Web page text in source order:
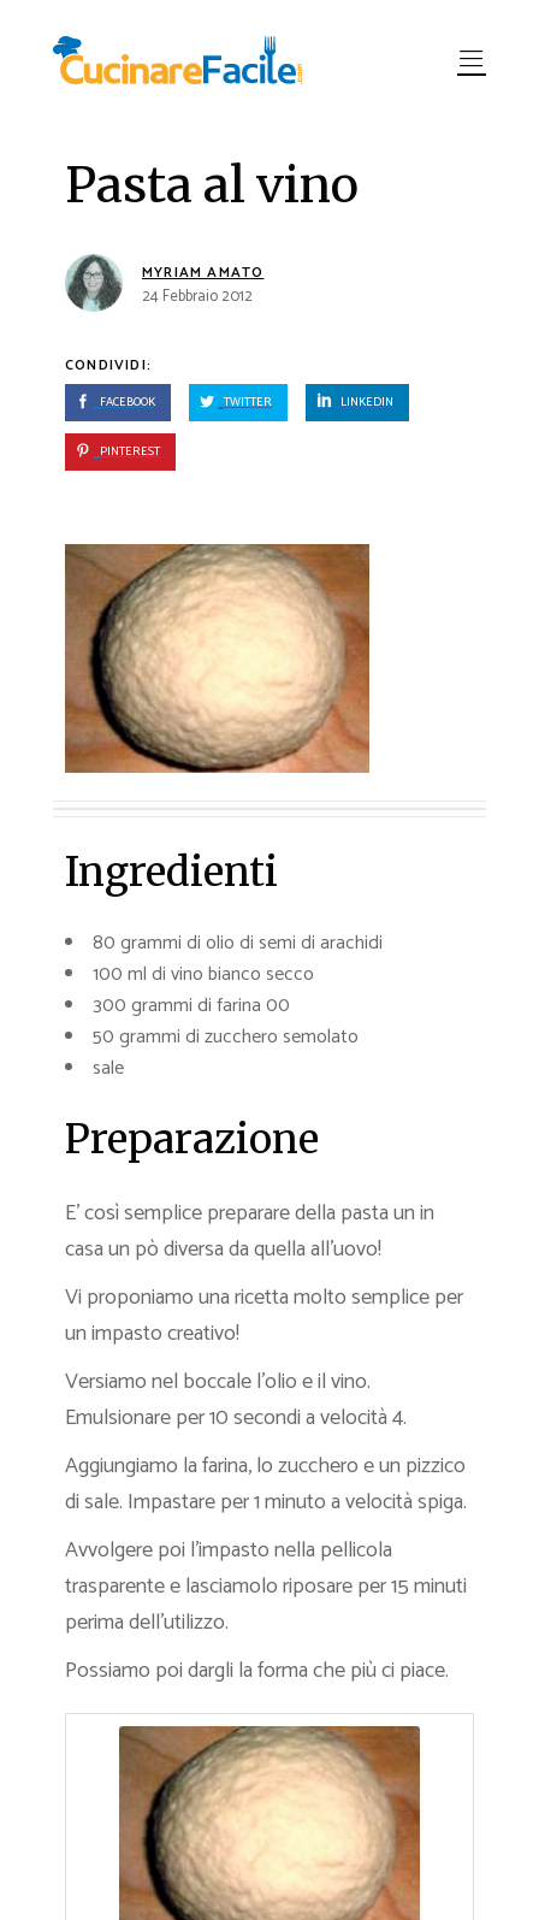
Pasta al vino
MYRIAM AMATO
24 Febbraio 2012
CONDIVIDI:
FACEBOOK TWITTER LINKEDIN
PINTEREST
Ingredienti
80 grammi di olio di semi di arachidi
100 ml di vino bianco secco
300 grammi di farina 00
50 grammi di zucchero semolato
sale
Preparazione
E’ così semplice preparare della pasta un in
casa un pò diversa da quella all’uovo!
Vi proponiamo una ricetta molto semplice per
un impasto creativo!
Versiamo nel boccale l’olio e il vino.
Emulsionare per 10 secondi a velocità 4.
Aggiungiamo la farina, lo zucchero e un pizzico
di sale. Impastare per 1 minuto a velocità spiga.
Avvolgere poi l’impasto nella pellicola
trasparente e lasciamolo riposare per 15 minuti
perima dell’utilizzo.
Possiamo poi dargli la forma che più ci piace.